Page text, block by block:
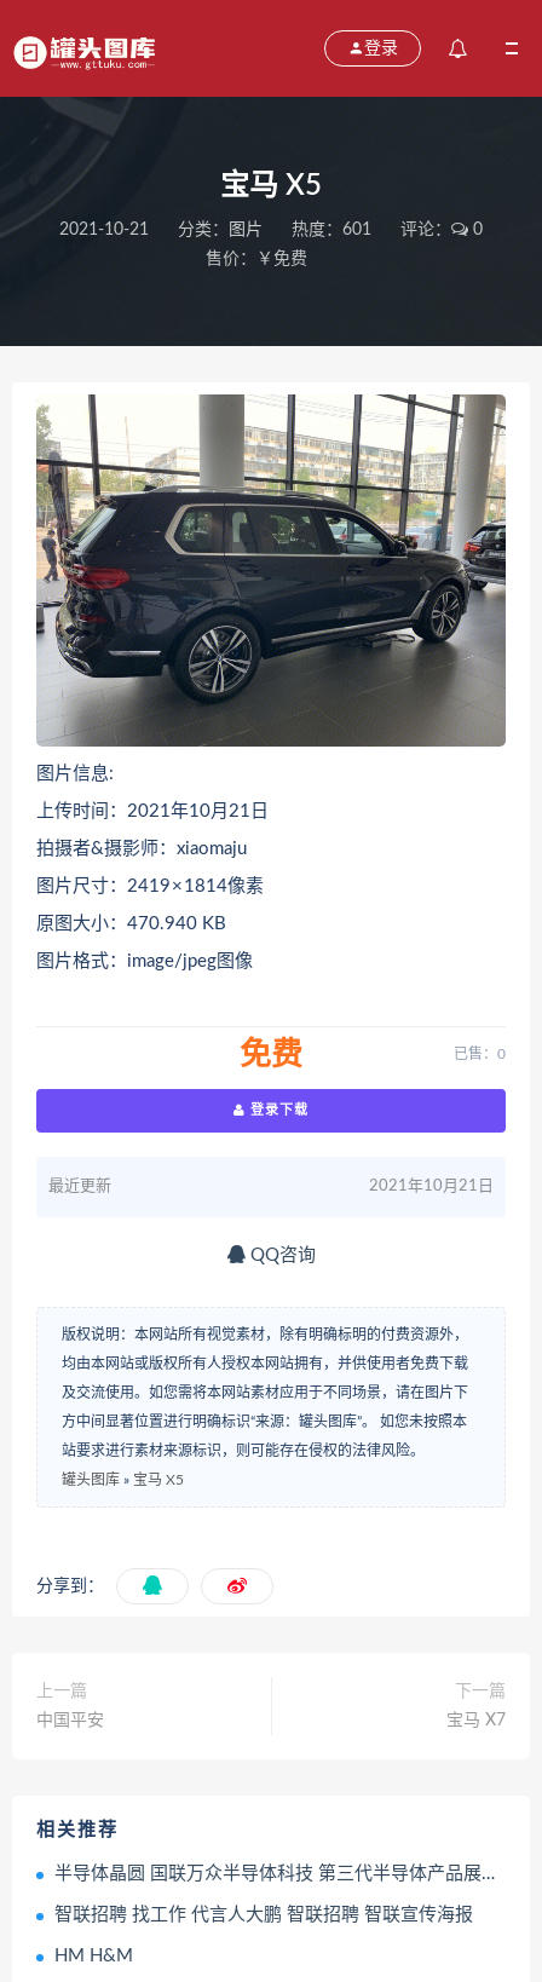
登录
宝马 X5
2021-10-21 分类： 图片 热度：601 评论：
0
售价：￥免费
图片信息:
上传时间：2021年10月21日
拍摄者&摄影师：xiaomaju
图片尺寸：2419 × 1814像素
原图大小：470.940 KB
图片格式：image/jpeg图像
免费 已售：0
登录下载
最近更新 2021年10月21日
QQ咨询
版权说明：本网站所有视觉素材，除有明确标明的付费资源外，
均由本网站或版权所有人授权本网站拥有，并供使用者免费下载
及交流使用。如您需将本网站素材应用于不同场景，请在图片下
方中间显著位置进行明确标识“来源：罐头图库”。 如您未按照本
站要求进行素材来源标识，则可能存在侵权的法律风险。
罐头图库 » 宝马 X5
分享到：
上一篇
中国平安
下一篇
宝马 X7
相关推荐
半导体晶圆 国联万众半导体科技 第三代半导体产品展示展览
智联招聘 找工作 代言人大鹏 智联招聘 智联宣传海报
HM H&M